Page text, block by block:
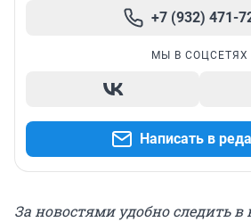
+7 (932) 471-
МЫ В СОЦСЕТЯХ
Написать в
За новостями удобно следить